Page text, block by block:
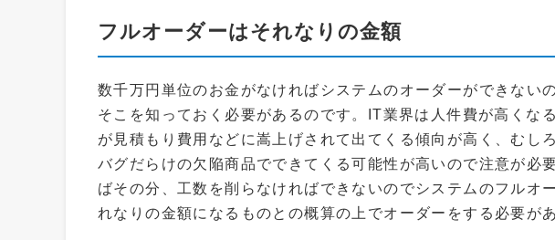
フルオーダーはそれなりの金額
数千万円単位のお金がなければシステムのオーダーができない
そこを知っておく必要があるのです。IT業界は人件費が高くな
が見積もり費用などに嵩上げされて出てくる傾向が高く、むし
バグだらけの欠陥商品でできてくる可能性が高いので注意が必
ばその分、工数を削らなければできないのでシステムのフルオ
れなりの金額になるものとの概算の上でオーダーをする必要が